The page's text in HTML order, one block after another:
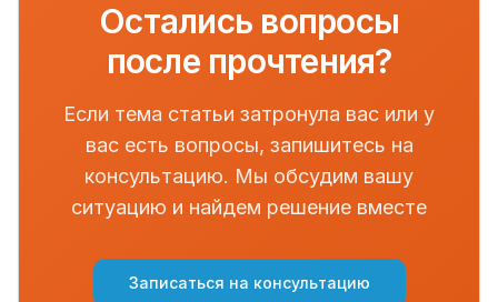
Остались вопросы
после прочтения?
Если тема статьи затронула вас или у
вас есть вопросы, запишитесь на
консультацию. Мы обсудим вашу
ситуацию и найдем решение вместе
Записаться на консультацию